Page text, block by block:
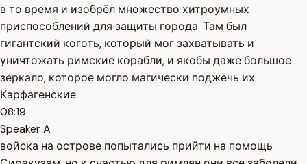
в то время и изобрёл множество хитроумных
приспособлений для защиты города. Там был
гигантский коготь, который мог захватывать и
уничтожать римские корабли, и якобы даже большое
зеркало, которое могло магически поджечь их.
Карфагенские
08:19
Speaker A
войска на острове попытались прийти на помощь